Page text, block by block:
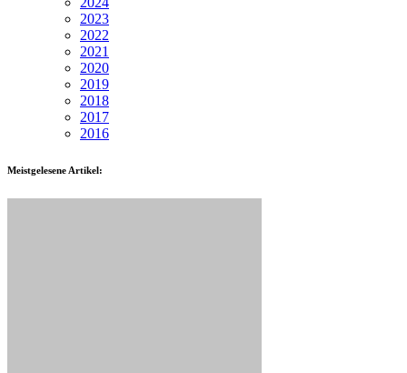
2023
2022
2021
2020
2019
2018
2017
2016
Meistgelesene Artikel: